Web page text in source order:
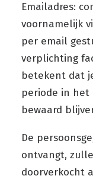
Emailadres:
voornamelijk
per email
verplichting
betekent dat
periode in het
bewaard
De
ontvangt,
doorverkocht